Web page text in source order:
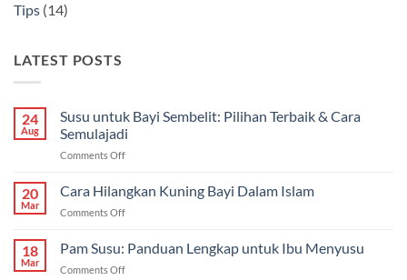
Tips (14)
LATEST POSTS
24
Aug
Susu untuk Bayi Sembelit: Pilihan Terbaik & Cara
Semulajadi
Comments Offon
untuk
Bayi
Sembelit:
Terbaik
20
Mar
Cara Hilangkan Kuning Bayi Dalam Islam
Comments Offon
Hilangkan
Kuning
Bayi
18
Mar
Pam Susu: Panduan Lengkap untuk Ibu Menyusu
Comments Offon